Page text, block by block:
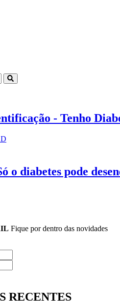
- Tenho
o diabetes pode
Fique por dentro das novidades
RECENTES